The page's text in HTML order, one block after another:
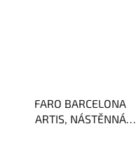
FARO BARCELONA
ARTIS, NÁSTĚNNÁ